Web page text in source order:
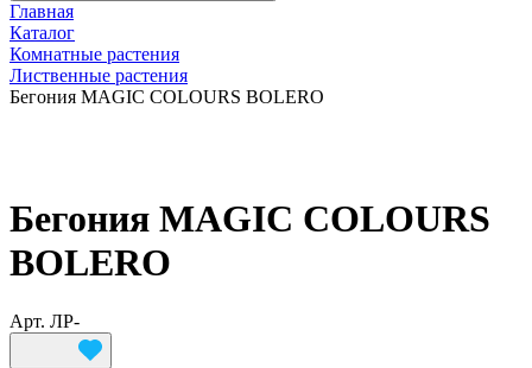
Главная
Каталог
Комнатные растения
Лиственные растения
Бегония MAGIC COLOURS BOLERO
Бегония MAGIC COLOURS
BOLERO
Арт. ЛР-